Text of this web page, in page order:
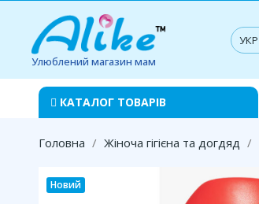
Улюблений магазин мам
УКР
КАТАЛОГ ТОВАРІВ
Головна Жіноча гігієна та догдяд
Новий